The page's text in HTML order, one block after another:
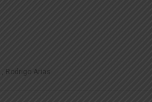
Rodrigo Arias